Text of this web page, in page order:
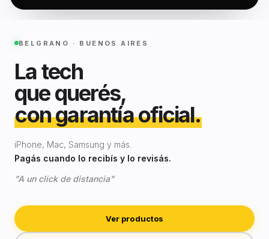
BELGRANO · BUENOS AIRES
La tech
que querés,
con garantía oficial.
iPhone, Mac, Samsung y más.
Pagás cuando lo recibís y lo revisás.
"A un click de distancia"
Ver productos